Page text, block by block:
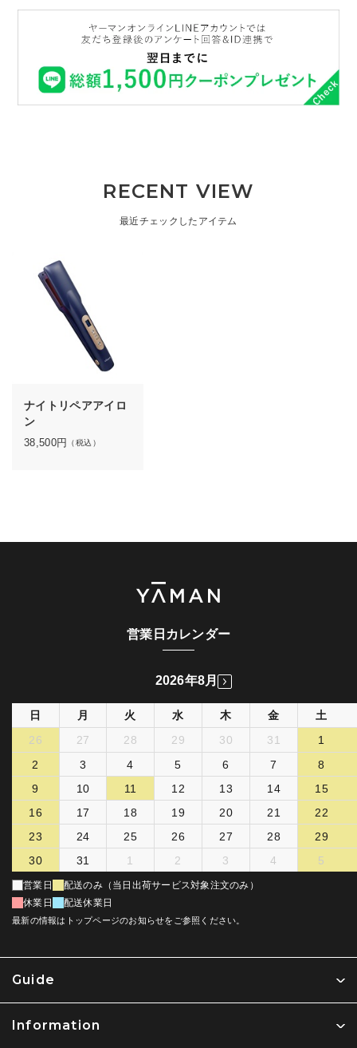
RECENT VIEW
最近チェックしたアイテム
ナイトリペアアイロ
ン
38,500円 （税込）
Guide
Information
営業日カレンダー
2026年8月
日 月 火 水 木 金
土
26
27 28 29 30 31
1
2
3 4 5 6 7
8
9
10 11 12 13 14
15
16
17 18 19 20 21
22
23
24 25 26 27 28
29
30
31 1 2 3 4 5
営業日
配送のみ（当日出荷サービス対象注文のみ）
休業日
配送休業日
最新の情報はトップページのお知らせをご参照ください。